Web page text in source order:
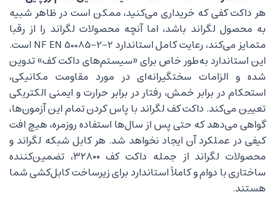
هر داکت کفی که خریداری می‌کنید، ممکن است در ظاهر شبیه
به محصول لگراند باشد، اما آنچه محصولات لگراند را از رقبا
متمایز می‌کند، رعایت کامل استاندارد NF EN 50085-2-2 است.
این استاندارد به‌طور خاص برای «سیستم‌های داکت کف» تدوین
شده و الزامات سختگیرانه‌ای در مورد مقاومت مکانیکی،
استحکام در برابر خمش، رفتار در برابر حرارت و ایمنی الکتریکی
تعیین می‌کند. داکت کف لگراند با پاس کردن تمام این آزمون‌ها،
گواهی می‌دهد که حتی پس از سال‌ها استفاده روزمره، هیچ افت
کیفی در عملکرد آن ایجاد نخواهد شد. هر کابل شبکه لگراند و
محصولات لگراند از جمله داکت کف ۳۲۸۰۰، تضمین‌کننده
ساختاری با دوام و کاملاً استاندارد برای زیرساخت کابل‌کشی شما
هستند.